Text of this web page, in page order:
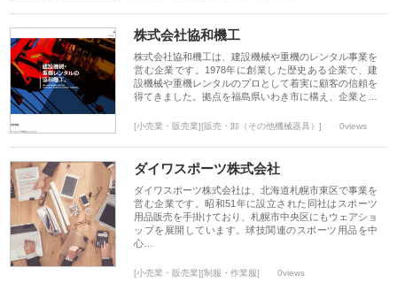
株式会社協和機工
株式会社協和機工は、建設機械や重機のレンタル事業を
営む企業です。1978年に創業した歴史ある企業で、建
設機械や重機レンタルのプロとして着実に顧客の信頼を
得てきました。拠点を福島県いわき市に構え、企業と…
[小売業・販売業][販売・卸（その他機械器具）] 0views
ダイワスポーツ株式会社
ダイワスポーツ株式会社は、北海道札幌市東区で事業を
営む企業です。昭和51年に設立された同社はスポーツ
用品販売を手掛けており、札幌市中央区にもウェアショ
ップを展開しています。球技関連のスポーツ用品を中
心…
[小売業・販売業][制服・作業服] 0views